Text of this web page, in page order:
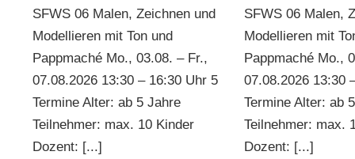
SFWS 06 Malen, Zeichnen und
Modellieren mit Ton und
Pappmaché Mo., 03.08. – Fr.,
07.08.2026 13:30 – 16:30 Uhr 5
Termine Alter: ab 5 Jahre
Teilnehmer: max. 10 Kinder
Dozent: [...]
SFWS 06 Malen,
Modellieren mit
Pappmaché Mo.,
07.08.2026 13:30
Termine Alter: ab
Teilnehmer: max.
Dozent: [...]